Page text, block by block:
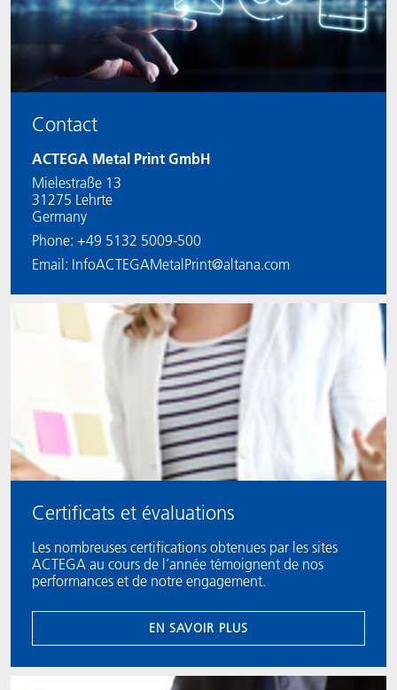
Contact
ACTEGA Metal Print GmbH
Mielestraße 13
31275 Lehrte
Germany
Phone: +49 5132 5009-500
Email: InfoACTEGAMetalPrint@altana.com
Certificats et évaluations
Les nombreuses certifications obtenues par les sites
ACTEGA au cours de l’année témoignent de nos
performances et de notre engagement.
EN SAVOIR PLUS